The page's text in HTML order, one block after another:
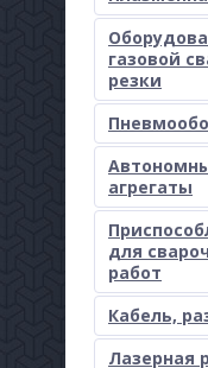
газовой
резки
агрегаты
для
работ
Кабель,
Лазерная